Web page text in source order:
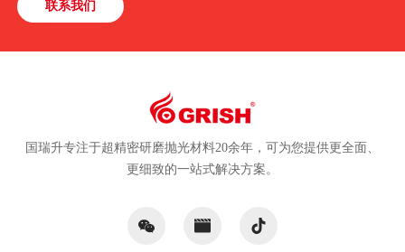
联系我们
国瑞升专注于超精密研磨抛光材料20余年，可为您提供更全面、
更细致的一站式解决方案。